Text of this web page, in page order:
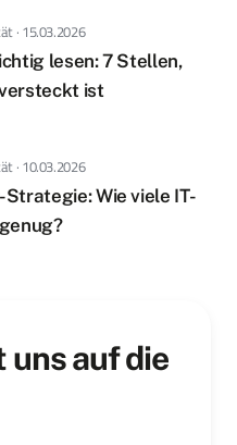
· 15.03.2026
lesen: 7 Stellen,
ist
· 10.03.2026
Wie viele IT-
uns auf die